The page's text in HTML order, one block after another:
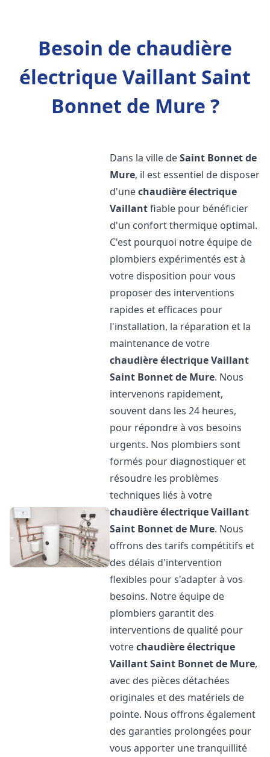
Besoin de chaudière
électrique Vaillant Saint
Bonnet de Mure ?
Dans la ville deSaint Bonnet de
Mure, il est essentiel de disposer
d'unechaudière électrique
Vaillantfiable pour bénéficier
d'un confort thermique optimal.
C'est pourquoi notre équipe de
plombiers expérimentés est à
votre disposition pour vous
proposer des interventions
rapides et efficaces pour
l'installation, la réparation et la
maintenance de votre
chaudière électrique Vaillant
Saint Bonnet de Mure. Nous
intervenons rapidement,
souvent dans les 24 heures,
pour répondre à vos besoins
urgents. Nos plombiers sont
formés pour diagnostiquer et
résoudre les problèmes
techniques liés à votre
chaudière électrique Vaillant
Saint Bonnet de Mure. Nous
offrons des tarifs compétitifs et
des délais d'intervention
flexibles pour s'adapter à vos
besoins. Notre équipe de
plombiers garantit des
interventions de qualité pour
votrechaudière électrique
VaillantSaint Bonnet de Mure,
avec des pièces détachées
originales et des matériels de
pointe. Nous offrons également
des garanties prolongées pour
vous apporter une tranquillité